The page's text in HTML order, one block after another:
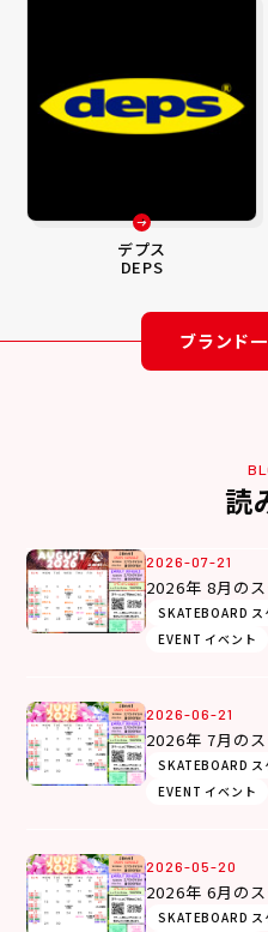
デプス
DEPS
ブランド
読
2026-07-21
2026年 8月の
SKATEBOARD ス
EVENT イベント
2026-06-21
2026年 7月の
SKATEBOARD ス
EVENT イベント
2026-05-20
2026年 6月の
SKATEBOARD ス